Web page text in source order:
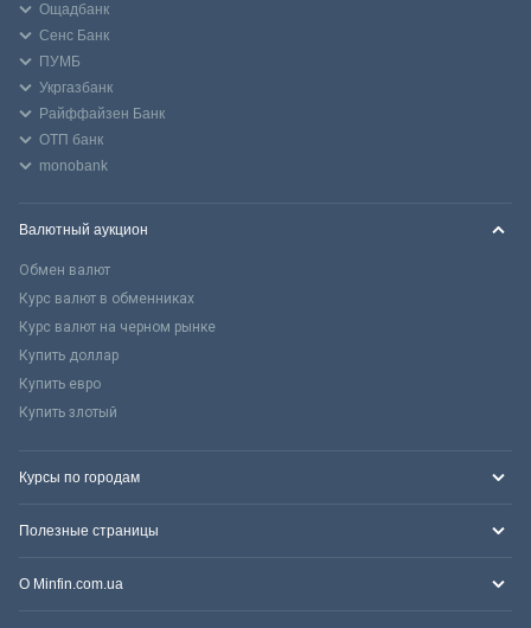
Ощадбанк
Сенс Банк
ПУМБ
Укргазбанк
Райффайзен Банк
ОТП банк
monobank
Валютный аукцион
Обмен валют
Курс валют в обменниках
Курс валют на черном рынке
Купить доллар
Купить евро
Купить злотый
Курсы по городам
Полезные страницы
О Minfin.com.ua